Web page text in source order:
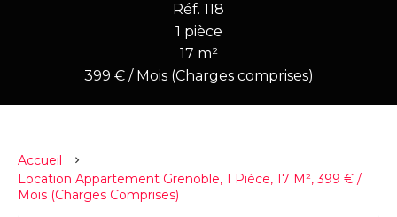
Réf. 118
1 pièce
17 m²
399 € / Mois (Charges comprises)
Accueil
Location Appartement Grenoble, 1 Pièce, 17 M², 399 € /
Mois (Charges Comprises)